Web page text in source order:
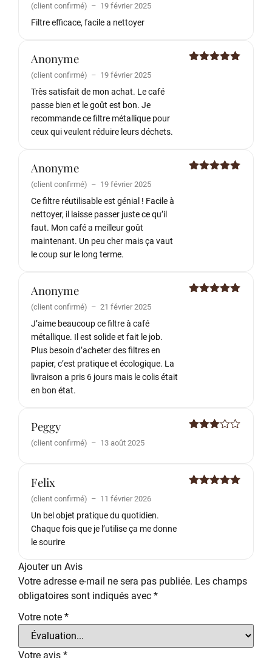
(client confirmé) – 19 février 2025
Filtre efficace, facile a nettoyer
Anonyme
(client confirmé) – 19 février 2025
Très satisfait de mon achat. Le café
passe bien et le goût est bon. Je
recommande ce filtre métallique pour
ceux qui veulent réduire leurs déchets.
Anonyme
(client confirmé) – 19 février 2025
Ce filtre réutilisable est génial ! Facile à
nettoyer, il laisse passer juste ce qu’il
faut. Mon café a meilleur goût
maintenant. Un peu cher mais ça vaut
le coup sur le long terme.
Anonyme
(client confirmé) – 21 février 2025
J’aime beaucoup ce filtre à café
métallique. Il est solide et fait le job.
Plus besoin d’acheter des filtres en
papier, c’est pratique et écologique. La
livraison a pris 6 jours mais le colis était
en bon état.
Peggy
(client confirmé) – 13 août 2025
Felix
(client confirmé) – 11 février 2026
Un bel objet pratique du quotidien.
Chaque fois que je l’utilise ça me donne
le sourire
Ajouter un Avis
Votre adresse e-mail ne sera pas publiée. Les champs
obligatoires sont indiqués avec *
Votre note *
Votre avis *